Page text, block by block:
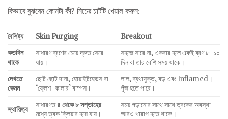
কিভাবে বুঝবেন কোনটা কী? নিচের চার্টটি খেয়াল করুন:
বৈশিষ্ট্য Skin Purging
Breakout
কতদিন
থাকে
সাধারণ ব্রণের চেয়ে দ্রুত সেরে
যায়।
সহজে সারে না, একবার হলে একই ব্রণ ৮-১০
দিন বা তার বেশি সময় থাকে।
দেখতে
কেমন
ছোট ছোট দানা, হোয়াইটহেডস বা
‘ফ্লেশ-কালার’ বাম্পস।
লাল, ব্যথাযুক্ত, বড় এবং Inflamed।
পুঁজ হতে পারে।
স্থায়িত্ব সাধারণত৪ থেকে ৮ সপ্তাহের
মধ্যে ত্বক ক্লিয়ার হয়ে যায়।
সময় গড়ানোর সাথে সাথে ত্বকের অবস্থা
আরও খারাপ হতে থাকে।